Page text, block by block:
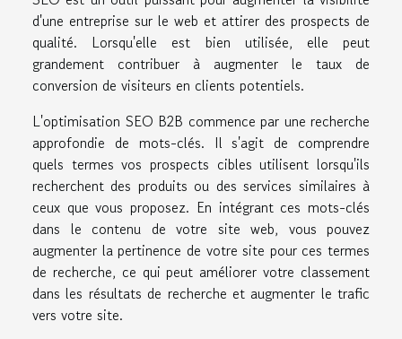
d'une entreprise sur le web et attirer des prospects de
qualité. Lorsqu'elle est bien utilisée, elle peut
grandement contribuer à augmenter le taux de
conversion de visiteurs en clients potentiels.
L'optimisation SEO B2B commence par une recherche
approfondie de mots-clés. Il s'agit de comprendre
quels termes vos prospects cibles utilisent lorsqu'ils
recherchent des produits ou des services similaires à
ceux que vous proposez. En intégrant ces mots-clés
dans le contenu de votre site web, vous pouvez
augmenter la pertinence de votre site pour ces termes
de recherche, ce qui peut améliorer votre classement
dans les résultats de recherche et augmenter le trafic
vers votre site.